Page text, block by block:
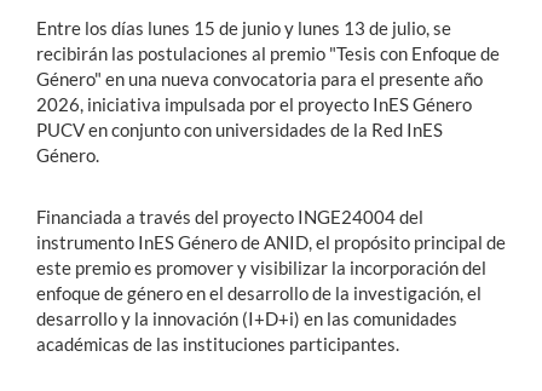
Entre los días lunes 15 de junio y lunes 13 de julio, se
recibirán las postulaciones al premio "Tesis con Enfoque de
Género" en una nueva convocatoria para el presente año
2026, iniciativa impulsada por el proyecto InES Género
PUCV en conjunto con universidades de la Red InES
Género.
Financiada a través del proyecto INGE24004 del
instrumento InES Género de ANID, el propósito principal de
este premio es promover y visibilizar la incorporación del
enfoque de géneroen el desarrollo de la investigación, el
desarrollo y la innovación (I+D+i) en las comunidades
académicas de las instituciones participantes.